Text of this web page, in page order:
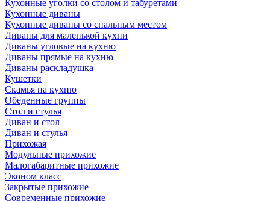
Кухонные уголки со столом и табуретами
Кухонные диваны
Кухонные диваны со спальным местом
Диваны для маленькой кухни
Диваны угловые на кухню
Диваны прямые на кухню
Диваны раскладушка
Кушетки
Скамья на кухню
Обеденные группы
Стол и стулья
Диван и стол
Диван и стулья
Прихожая
Модульные прихожие
Малогабаритные прихожие
Эконом класс
Закрытые прихожие
Современные прихожие